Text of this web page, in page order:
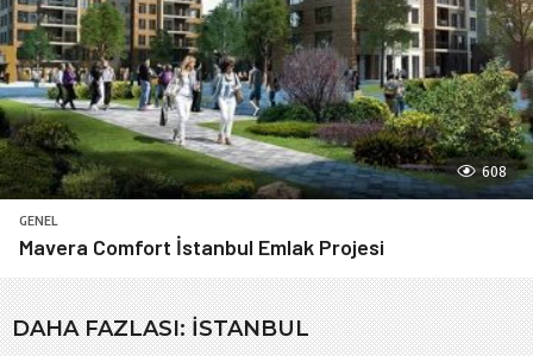
608
GENEL
Mavera Comfort İstanbul Emlak Projesi
DAHA FAZLASI:İSTANBUL